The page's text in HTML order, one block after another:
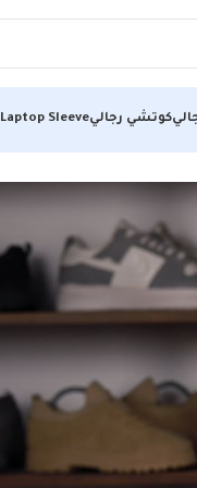
كوتشي رجاليLaptop Sleeve